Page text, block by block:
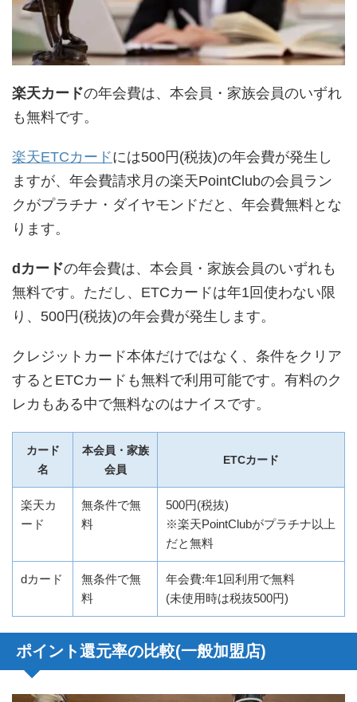
楽天カードの年会費は、本会員・家族会員のいずれ
も無料です。
楽天ETCカードには500円(税抜)の年会費が発生し
ますが、年会費請求月の楽天PointClubの会員ラン
クがプラチナ・ダイヤモンドだと、年会費無料とな
ります。
dカードの年会費は、本会員・家族会員のいずれも
無料です。ただし、ETCカードは年1回使わない限
り、500円(税抜)の年会費が発生します。
クレジットカード本体だけではなく、条件をクリア
するとETCカードも無料で利用可能です。有料のク
レカもある中で無料なのはナイスです。
カード
名
本会員・家族
会員
ETCカード
楽天カ
ード
無条件で無
料
500円(税抜)
※楽天PointClubがプラチナ以上
だと無料
dカード
無条件で無
料
年会費:年1回利用で無料
(未使用時は税抜500円)
ポイント還元率の比較(一般加盟店)